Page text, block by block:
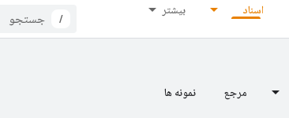
اسناد بیشتر
/
مرجع نمونه ها